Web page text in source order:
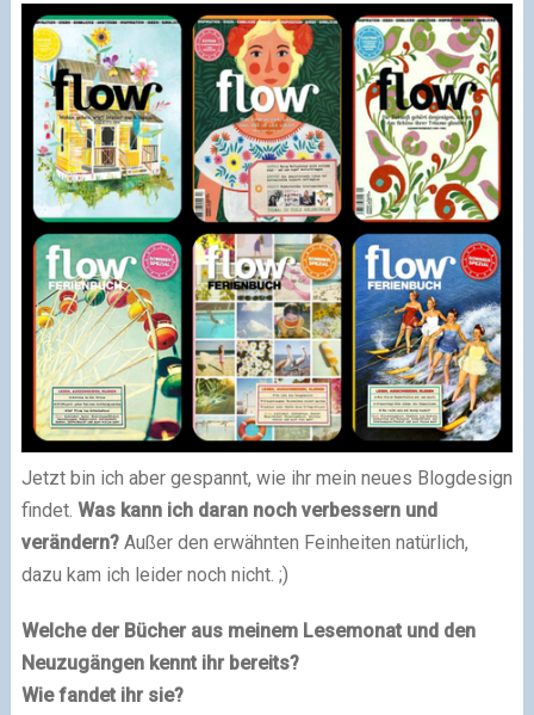
Jetzt bin ich aber gespannt, wie ihr mein neues Blogdesign
findet. Was kann ich daran noch verbessern und
verändern? Außer den erwähnten Feinheiten natürlich,
dazu kam ich leider noch nicht. ;)
Welche der Bücher aus meinem Lesemonat und den
Neuzugängen kennt ihr bereits?
Wie fandet ihr sie?